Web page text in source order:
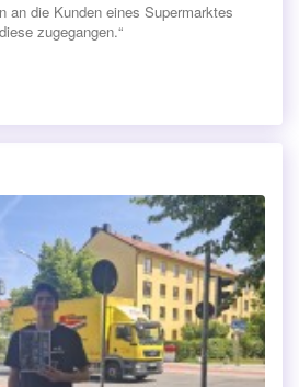
an die Kunden eines Supermarktes
zugegangen.“